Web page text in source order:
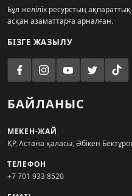
Бұл желілік ресурстың
асқан азаматтарға арналған.
БІЗГЕ ЖАЗЫЛУ
БАЙЛАНЫС
МЕКЕН-ЖАЙ
ҚР, Астана қаласы, Әбікен
ТЕЛЕФОН
+7 701 933 8520